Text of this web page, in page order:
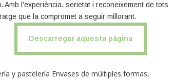
l'experiència, serietat i reconeixement de tots
que la compromet a seguir millorant.
Descarregar aquesta pàgina
y pastelería Envases de múltiples formas,